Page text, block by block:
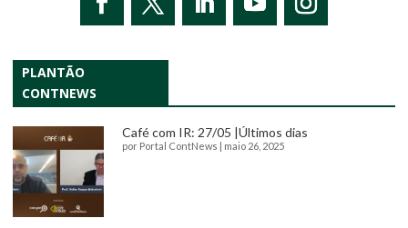
PLANTÃO
CONTNEWS
Café com IR: 27/05 |Últimos dias
por Portal ContNews maio 26, 2025